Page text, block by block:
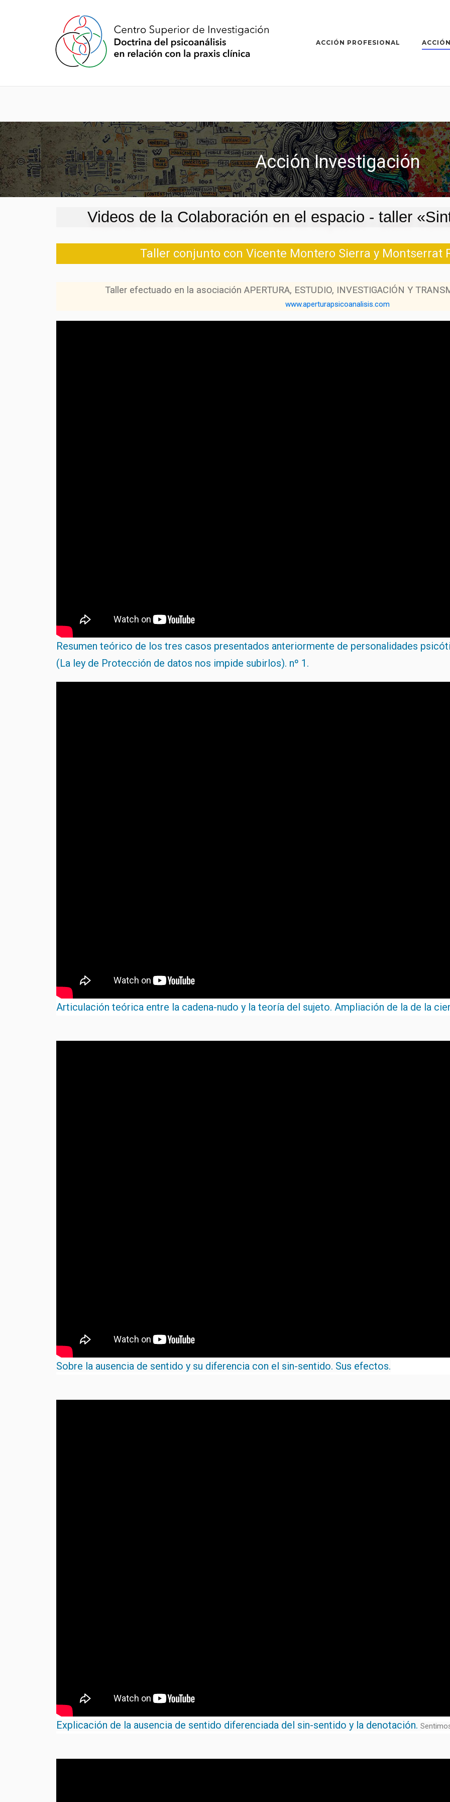
ACCIÓN PROFESIONAL
Acción Investigación
Videos de la Colaboración en el espacio - taller
Taller conjunto con Vicente Montero Sierra y Montserrat
Taller efectuado en la asociación APERTURA, ESTUDIO, INVESTIGACIÓN Y
www.aperturapsicoanalisis.com
Resumen teórico de los tres casos presentados anteriormente de personalidades
(La ley de Protección de datos nos impide subirlos). nº 1.
Articulación teórica entre la cadena-nudo y la teoría del sujeto. Ampliación de la de la
Sobre la ausencia de sentido y su diferencia con el sin-sentido. Sus efectos.
Explicación de la ausencia de sentido diferenciada del sin-sentido y la denotación.